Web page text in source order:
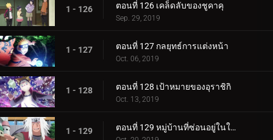
1 - 126 ตอนที่ 126 เคล็ดลับของชูคาคุ
Sep. 29, 2019
1 - 127 ตอนที่ 127 กลยุทธ์การแต่งหน้า
Oct. 06, 2019
1 - 128 ตอนที่ 128 เป้าหมายของอุราชิกิ
Oct. 13, 2019
1 - 129 ตอนที่ 129 หมู่บ้านที่ซ่อนอยู่ในใบไม้